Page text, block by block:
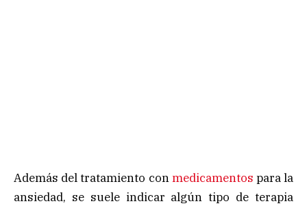
Además del tratamiento conmedicamentos para la
ansiedad, se suele indicar algún tipo de terapia